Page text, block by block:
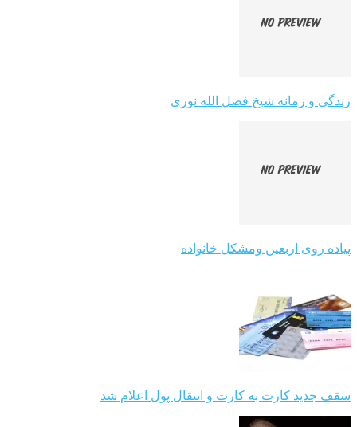
زندگی و زمانه شیخ فضل الله نوری
پیاده روی اربعین ومشکل خانواده
سقف جدید کارت به کارت و انتقال پول اعلام شد